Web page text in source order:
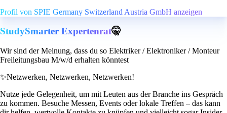
Profil von SPIE Germany Switzerland Austria GmbH anzeigen
StudySmarter Expertenrat🤫
Wir sind der Meinung, dass du so Elektriker / Elektroniker / Monteur
Freileitungsbau M/w/d erhalten könntest
✨Netzwerken, Netzwerken, Netzwerken!
Nutze jede Gelegenheit, um mit Leuten aus der Branche ins Gespräch
zu kommen. Besuche Messen, Events oder lokale Treffen – das kann